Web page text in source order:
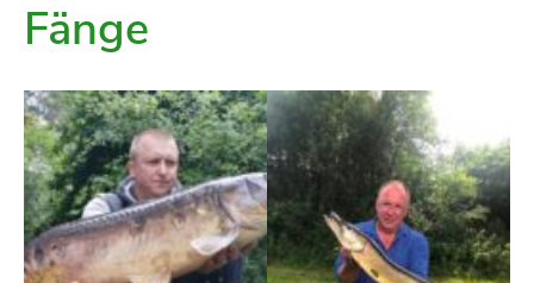
|
Frühauf
1922
e.
V.
Fänge